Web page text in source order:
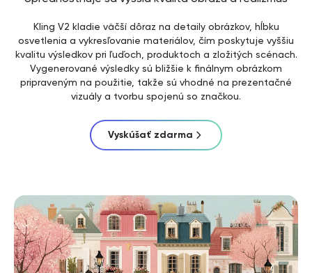
Kling V2 kladie väčší dôraz na detaily obrázkov, hĺbku
osvetlenia a vykresľovanie materiálov, čím poskytuje vyššiu
kvalitu výsledkov pri ľuďoch, produktoch a zložitých scénach.
Vygenerované výsledky sú bližšie k finálnym obrázkom
pripraveným na použitie, takže sú vhodné na prezentačné
vizuály a tvorbu spojenú so značkou.
Vyskúšať zdarma